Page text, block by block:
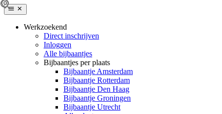
Werkzoekend
Direct inschrijven
Inloggen
Alle bijbaantjes
Bijbaantjes per plaats
Bijbaantje Amsterdam
Bijbaantje Rotterdam
Bijbaantje Den Haag
Bijbaantje Groningen
Bijbaantje Utrecht